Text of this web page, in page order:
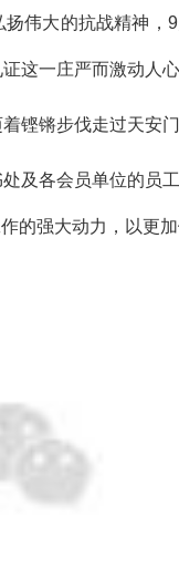
伟大的抗战精神，
这一庄严而激动人
铿锵步伐走过天安
及各会员单位的 员
的强大动力，以更